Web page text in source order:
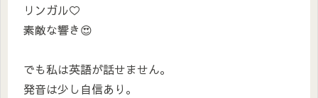
リンガル♡
素敵な響き😍
でも私は英語が話せません。
発音は少し自信あり。